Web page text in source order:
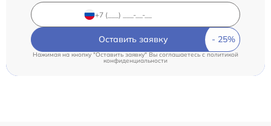
Оставить заявку
Нажимая на кнопку "Оставить заявку" Вы соглашаетесь c политикой
конфиденциальности